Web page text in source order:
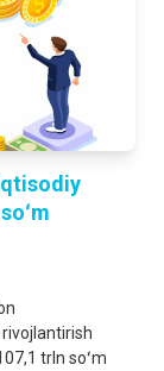
trln soʻm